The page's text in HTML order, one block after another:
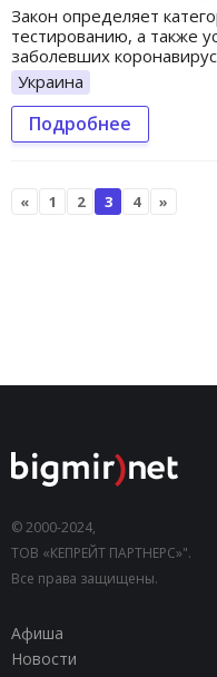
Закон определяет
тестированию, а также
заболевших
Украина
Подробнее
« 1 2 3 4 »
© 2000-2024,
ТОВ «КЕПРЕЙТ ПАРТНЕРС»".
Все права защищены.
Афиша
Новости